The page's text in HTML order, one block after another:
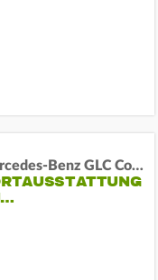
Das neue Mercedes-Benz GLC Coupé